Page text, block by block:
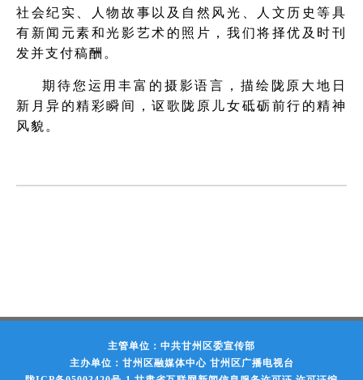
社会纪实、人物故事以及自然风光、人文历史等具
有新闻元素和光影艺术的照片，我们将择优及时刊
发并支付稿酬。
期待您运用丰富的摄影语言，描绘陇原大地日
新月异的精彩瞬间，讴歌陇原儿女砥砺前行的精神
风貌。
主管单位：中共甘州区委宣传部
主办单位：甘州区融媒体中心 甘州区广播电视台